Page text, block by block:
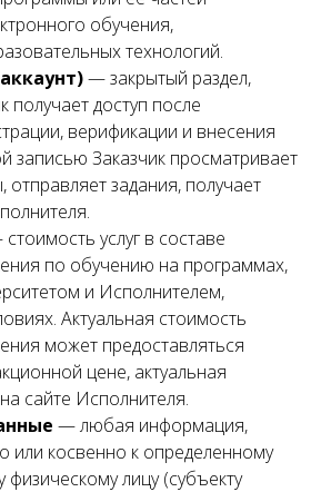
обучения,
технологий.
— закрытый раздел,
получает доступ после
верификации и внесения
записью Заказчик просматривает
отправляет задания, получает
услуг в составе
по обучению на программах,
и Исполнителем,
Актуальная стоимость
может предоставляться
цене, актуальная
сайте Исполнителя.
— любая информация,
или косвенно к определенному
лицу (субъекту